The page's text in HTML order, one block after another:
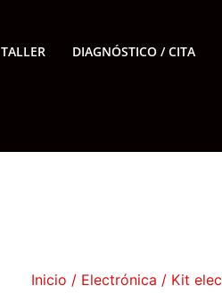
TALLER DIAGNÓSTICO / CITA
Inicio / Electrónica / Kit